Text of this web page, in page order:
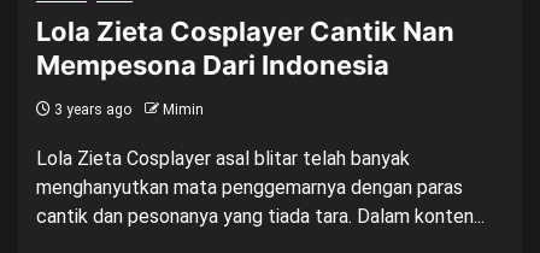
Lola Zieta Cosplayer Cantik Nan
Mempesona Dari Indonesia
3 years ago Mimin
Lola Zieta Cosplayer asal blitar telah banyak
menghanyutkan mata penggemarnya dengan paras
cantik dan pesonanya yang tiada tara. Dalam konten...